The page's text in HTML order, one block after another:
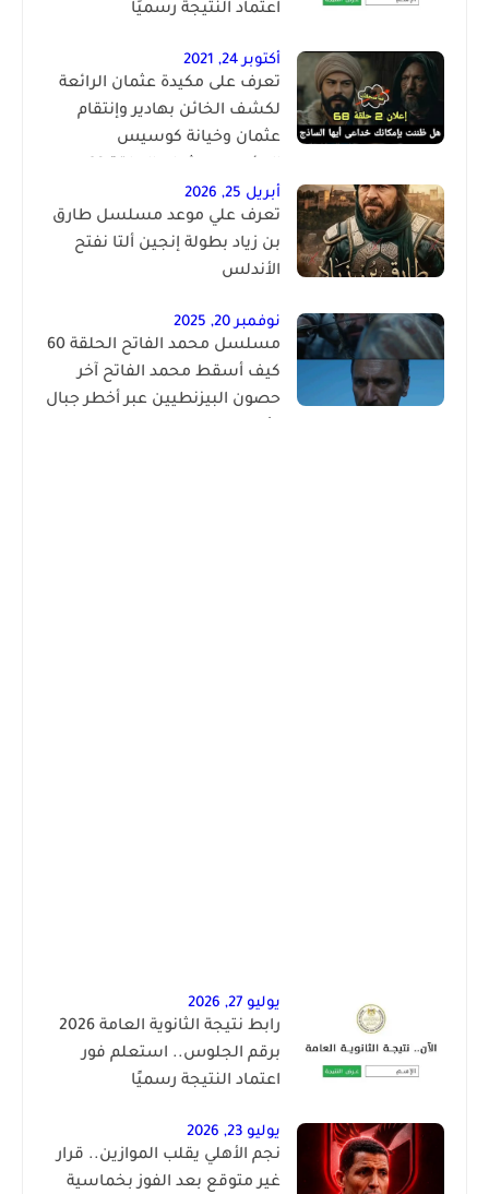
اعتماد النتيجة رسميًا
أكتوبر 24, 2021
تعرف على مكيدة عثمان الرائعة
لكشف الخائن بهادير وإنتقام
عثمان وخيانة كوسيس
أبريل 25, 2026
تعرف علي موعد مسلسل طارق
بن زياد بطولة إنجين ألتا نفتح
الأندلس
نوفمبر 20, 2025
مسلسل محمد الفاتح الحلقة 60
كيف أسقط محمد الفاتح آخر
حصون البيزنطيين عبر أخطر جبال
يوليو 27, 2026
رابط نتيجة الثانوية العامة 2026
برقم الجلوس.. استعلم فور
اعتماد النتيجة رسميًا
يوليو 23, 2026
نجم الأهلي يقلب الموازين.. قرار
غير متوقع بعد الفوز بخماسية